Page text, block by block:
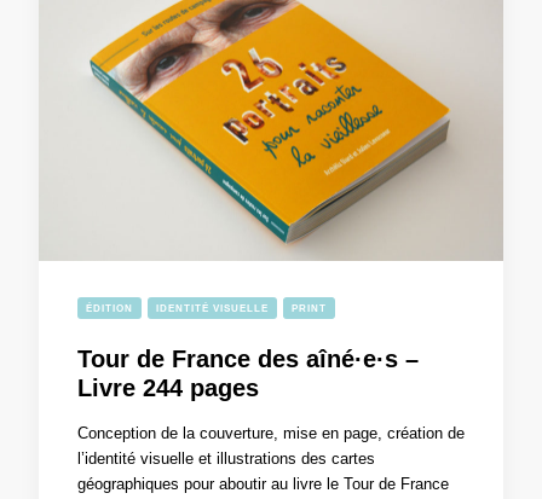
ÉDITION IDENTITÉ VISUELLE PRINT
Tour de France des aîné·e·s –
Livre 244 pages
Conception de la couverture, mise en page, création de
l’identité visuelle et illustrations des cartes
géographiques pour aboutir au livre le Tour de France